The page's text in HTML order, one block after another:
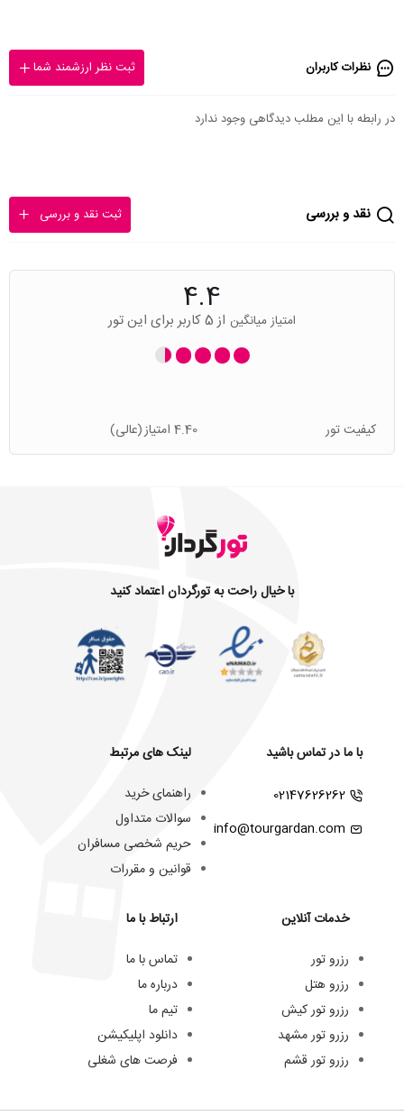
نظرات کاربران ثبت نظر ارزشمند شما
در رابطه با این مطلب دیدگاهی وجود ندارد
نقد و بررسی ثبت نقد و بررسی
4.4
امتیاز میانگین از 5 کاربر برای این تور
کیفیت تور 4.40 امتیاز (عالی)
با خیال راحت به تورگردان اعتماد کنید
با ما در تماس باشید
02147626262
info@tourgardan.com
خدمات آنلاین
رزرو تور
رزرو هتل
رزرو تور کیش
رزرو تور مشهد
رزرو تور قشم
لینک های مرتبط
راهنمای خرید
سوالات متداول
حریم شخصی مسافران
قوانین و مقررات
ارتباط با ما
تماس با ما
درباره ما
تیم ما
دانلود اپلیکیشن
فرصت های شغلی